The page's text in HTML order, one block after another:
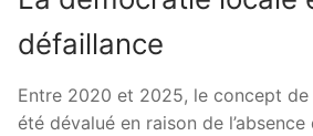
défaillance
Entre 2020 et 2025, le concept de
été dévalué en raison de l’absence